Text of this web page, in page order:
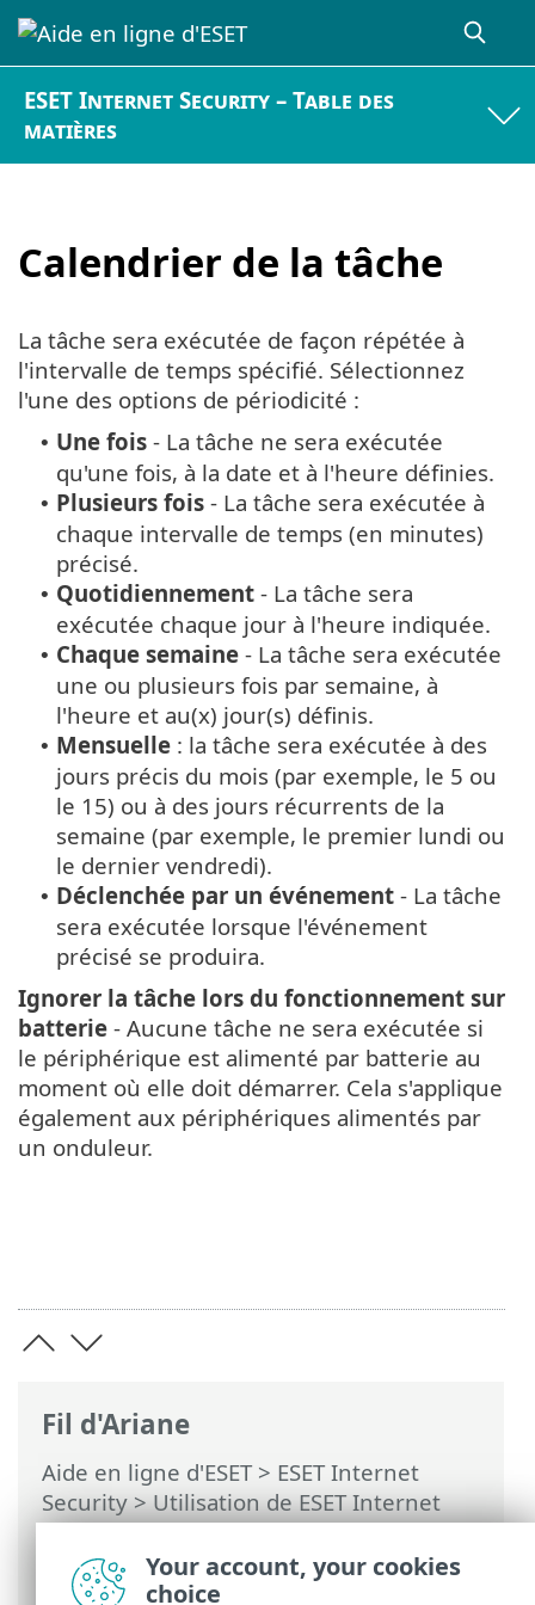
ESET Internet Security – Table des
matières
Calendrier de la tâche
Fil d'Ariane
Aide en ligne d'ESET> ESET Internet
Security>Utilisation de ESET Internet
Security>Outils>Planificateur> Boîtes
de dialogue - Planificateur > Calendrier
de la tâche
La tâche sera exécutée de façon répétée à
l'intervalle de temps spécifié. Sélectionnez
l'une des options de périodicité :
• Une fois - La tâche ne sera exécutée
qu'une fois, à la date et à l'heure définies.
• Plusieurs fois - La tâche sera exécutée à
chaque intervalle de temps (en minutes)
précisé.
• Quotidiennement - La tâche sera
exécutée chaque jour à l'heure indiquée.
• Chaque semaine - La tâche sera exécutée
une ou plusieurs fois par semaine, à
l'heure et au(x) jour(s) définis.
• Mensuelle : la tâche sera exécutée à des
jours précis du mois (par exemple, le 5 ou
le 15) ou à des jours récurrents de la
semaine (par exemple, le premier lundi ou
le dernier vendredi).
• Déclenchée par un événement - La tâche
sera exécutée lorsque l'événement
précisé se produira.
Ignorer la tâche lors du fonctionnement sur
batterie - Aucune tâche ne sera exécutée si
le périphérique est alimenté par batterie au
moment où elle doit démarrer. Cela s'applique
également aux périphériques alimentés par
un onduleur.
Your account, your cookies
choice